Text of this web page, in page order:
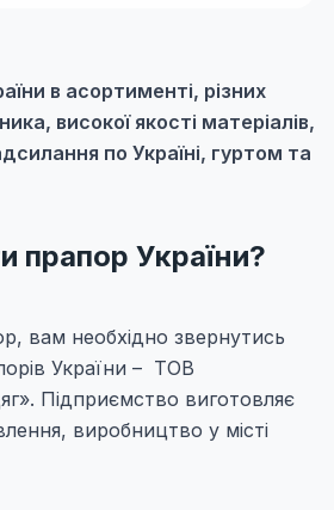
в асортименті, різних
високої якості матеріалів,
по Україні, гуртом та
прапор України?
вам необхідно звернутись
України – ТОВ
Підприємство виготовляє
виробництво у місті